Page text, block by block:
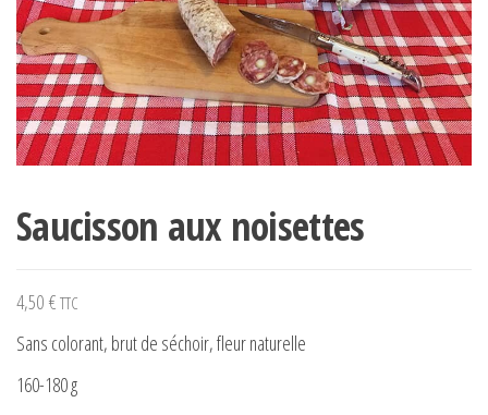
Saucisson aux noisettes
4,50 € TTC
Sans colorant, brut de séchoir, fleur naturelle
160-180 g